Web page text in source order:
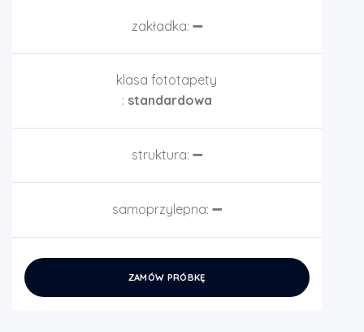
zakładka: ➖
klasa fototapety
: standardowa
struktura: ➖
samoprzylepna: ➖
ZAMÓW PRÓBKĘ